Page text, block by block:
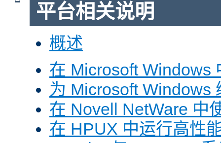
平台相关说明
概述
在 Microsoft Windows
为 Microsoft Windows
在 Novell NetWare 中
在 HPUX 中运行高性